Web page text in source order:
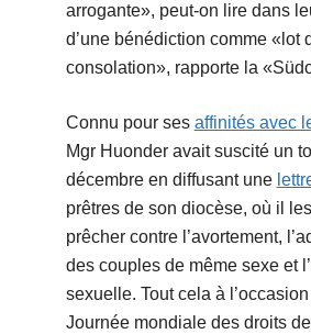
arrogante», peut-on lire dans
d’une bénédiction comme «lot
consolation», rapporte la
Connu pour ses affinités avec
Mgr Huonder avait suscité un
décembre en diffusant une
prêtres de son diocèse, où il
prêcher contre l’avortement,
des couples de même sexe et
sexuelle. Tout cela à
Journée mondiale des droits de